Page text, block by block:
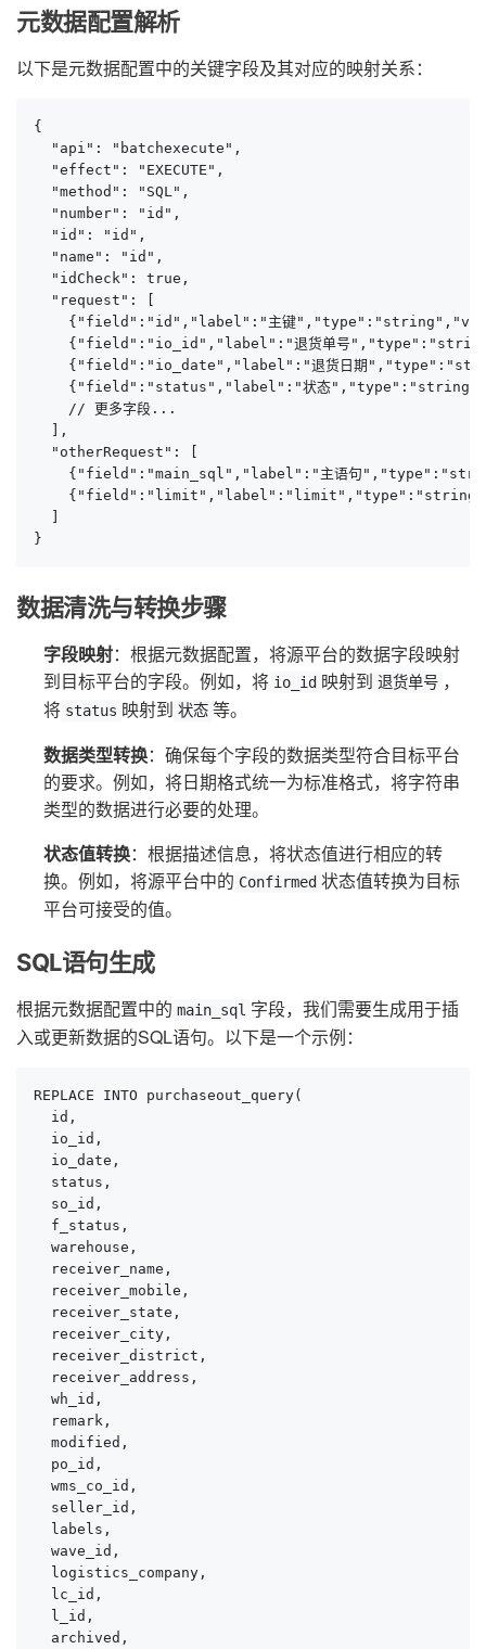
元数据配置解析
以下是元数据配置中的关键字段及其对应的映射关系：
{
  "api": "batchexecute",
  "effect": "EXECUTE",
  "method": "SQL",
  "number": "id",
  "id": "id",
  "name": "id",
  "idCheck": true,
  "request": [
{"field":"id","label":"主键
{"field":"io_id","label":"退货单号
{"field":"io_date","label":"退货日期
{"field":"status","label":"状态
    // 更多字段...
  ],
  "otherRequest": [
{"field":"main_sql","label":"主语句
  ]
}
数据清洗与转换步骤
字段映射：根据元数据配置，将源平台的数据字段映射
到目标平台的字段。例如，将 io_id 映射到 退货单号 ，
将 status 映射到 状态 等。
数据类型转换：确保每个字段的数据类型符合目标平台
的要求。例如，将日期格式统一为标准格式，将字符串
类型的数据进行必要的处理。
状态值转换：根据描述信息，将状态值进行相应的转
换。例如，将源平台中的 Confirmed 状态值转换为目标
平台可接受的值。
SQL语句生成
根据元数据配置中的 main_sql 字段，我们需要生成用于插
入或更新数据的SQL语句。以下是一个示例：
REPLACE INTO purchaseout_query(
  id,
  io_id,
  io_date,
  status,
  so_id,
  f_status,
  warehouse,
  receiver_name,
  receiver_mobile,
  receiver_state,
  receiver_city,
  receiver_district,
  receiver_address,
  wh_id,
  remark,
  modified,
  po_id,
  wms_co_id,
  seller_id,
  labels,
  wave_id,
  logistics_company,
  lc_id,
  l_id,
  archived,